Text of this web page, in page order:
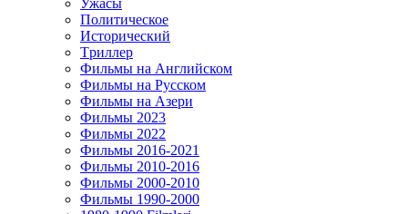
Ужасы
Политическое
Исторический
Tриллер
Фильмы на Английском
Фильмы на Русском
Фильмы на Азери
Фильмы 2023
Фильмы 2022
Фильмы 2016-2021
Фильмы 2010-2016
Фильмы 2000-2010
Фильмы 1990-2000